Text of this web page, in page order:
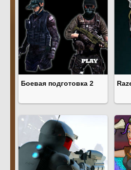
Боевая подготовка 2